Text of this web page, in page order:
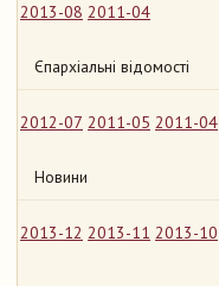
2013-08 2011-04
Єпархіальні відомості
2012-07 2011-05 2011-04
Новини
2013-12 2013-11 2013-10